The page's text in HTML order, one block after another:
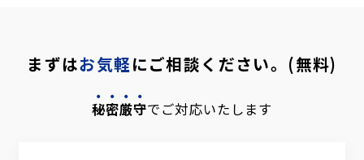
まずはお気軽にご相談ください。(無料)
秘密厳守でご対応いたします